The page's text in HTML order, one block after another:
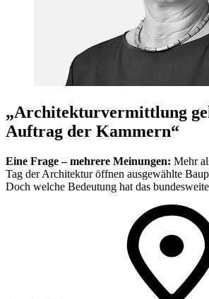
„Architekturvermittlung
Auftrag der Kammern“
Eine Frage – mehrere Meinungen: Mehr
Tag der Architektur öffnen ausgewählte
Doch welche Bedeutung hat das